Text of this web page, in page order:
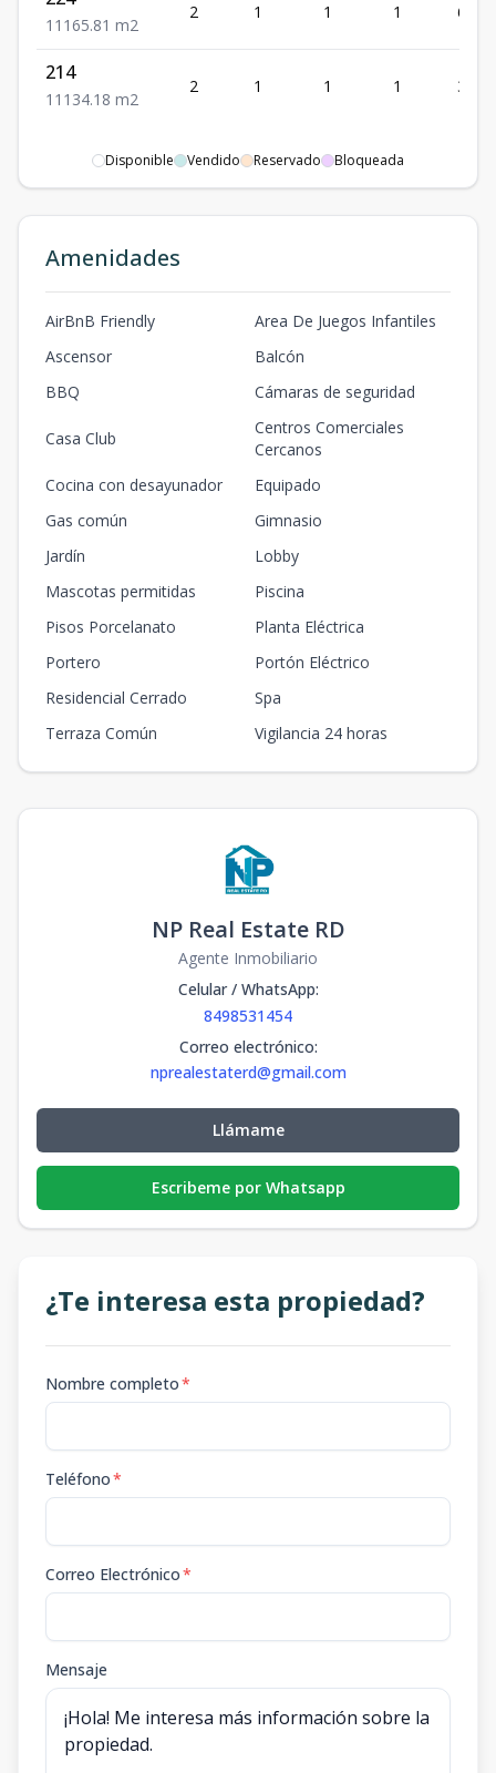
1 1 1 65.81 m2
2 1 1 1 65.81
214
1 1 1 34.18 m2
2 1 1 1 34.18
Disponible Vendido Reservado Bloqueada
Amenidades
AirBnB Friendly
Area De Juegos Infantiles
Ascensor
Balcón
BBQ
Cámaras de seguridad
Casa Club
Centros Comerciales
Cercanos
Cocina con desayunador
Equipado
Gas común
Gimnasio
Jardín
Lobby
Mascotas permitidas
Piscina
Pisos Porcelanato
Planta Eléctrica
Portero
Portón Eléctrico
Residencial Cerrado
Spa
Terraza Común
Vigilancia 24 horas
NP Real Estate RD
Agente Inmobiliario
Celular / WhatsApp:
8498531454
Correo electrónico:
nprealestaterd@gmail.com
Llámame
Escribeme por Whatsapp
¿Te interesa esta propiedad?
Nombre completo*
Teléfono*
Correo Electrónico*
Mensaje